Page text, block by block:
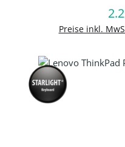
Preise inkl.
In